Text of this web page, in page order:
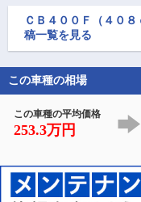
ＣＢ４００Ｆ（４０８
稿一覧を見る
この車種の相場
この車種の平均価格
253.3万円